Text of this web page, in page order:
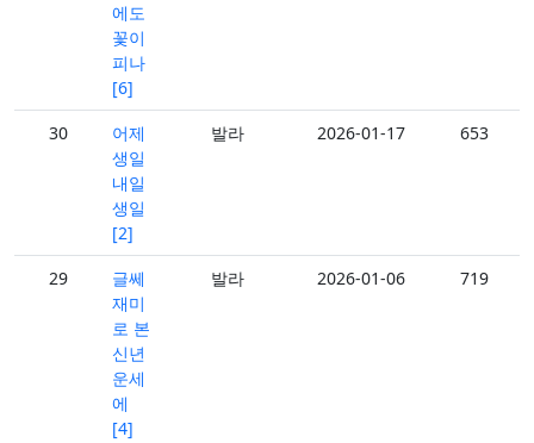
에도
꽃이
피나
[6]
30
어제
생일
내일
생일
[2]
발라 2026-01-17 653
29
글쎄
재미
로 본
신년
운세
에
[4]
발라 2026-01-06 719